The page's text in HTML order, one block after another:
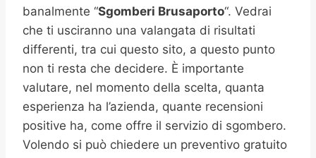
banalmente “Sgomberi Brusaporto“. Vedrai
che ti usciranno una valangata di risultati
differenti, tra cui questo sito, a questo punto
non ti resta che decidere. È importante
valutare, nel momento della scelta, quanta
esperienza ha l’azienda, quante recensioni
positive ha, come offre il servizio di sgombero.
Volendo si può chiedere un preventivo gratuito